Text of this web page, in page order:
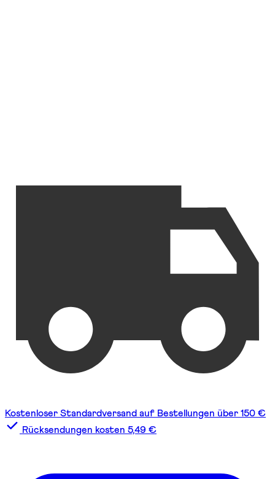
Kostenloser Standardversand auf Bestellungen über 150 €
Rücksendungen kosten 5,49 €